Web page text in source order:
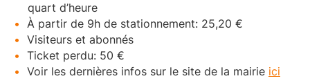
quart d’heure
À partir de 9h de stationnement: 25,20 €
Visiteurs et abonnés
Ticket perdu: 50 €
Voir les dernières infos sur le site de la mairie ici